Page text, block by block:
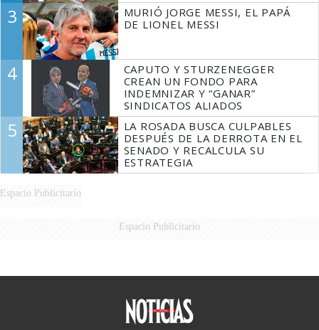
3
MURIÓ JORGE MESSI, EL PAPÁ
DE LIONEL MESSI
4
CAPUTO Y STURZENEGGER
CREAN UN FONDO PARA
INDEMNIZAR Y “GANAR”
SINDICATOS ALIADOS
5
LA ROSADA BUSCA CULPABLES
DESPUÉS DE LA DERROTA EN EL
SENADO Y RECALCULA SU
ESTRATEGIA
Espacio Publicitario
Espacio Publicitario